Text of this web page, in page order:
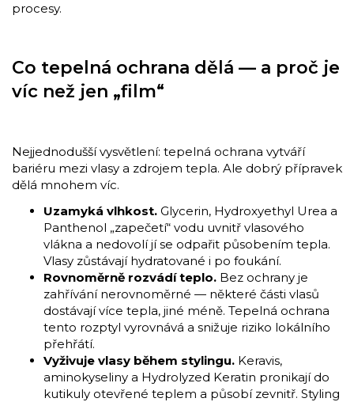
procesy.
Co tepelná ochrana dělá — a proč je
víc než jen „film“
Nejjednodušší vysvětlení: tepelná ochrana vytváří
bariéru mezi vlasy a zdrojem tepla. Ale dobrý přípravek
dělá mnohem víc.
Uzamyká vlhkost. Glycerin, Hydroxyethyl Urea a
Panthenol „zapečetí“ vodu uvnitř vlasového
vlákna a nedovolí jí se odpařit působením tepla.
Vlasy zůstávají hydratované i po foukání.
Rovnoměrně rozvádí teplo. Bez ochrany je
zahřívání nerovnoměrné — některé části vlasů
dostávají více tepla, jiné méně. Tepelná ochrana
tento rozptyl vyrovnává a snižuje riziko lokálního
přehřátí.
Vyživuje vlasy během stylingu. Keravis,
aminokyseliny a Hydrolyzed Keratin pronikají do
kutikuly otevřené teplem a působí zevnitř. Styling